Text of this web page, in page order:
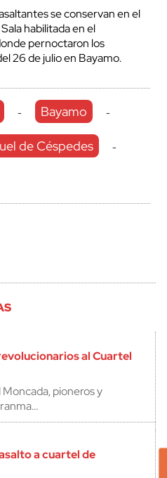
se conservan en el
habilitada en el
pernoctaron los
26 de julio en Bayamo.
- Bayamo -
de Céspedes -
al Cuartel
pioneros y
a cuartel de